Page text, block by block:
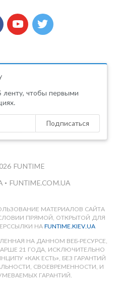
ленту, чтобы первыми
Подписаться
FUNTIME
• FUNTIME.COM.UA
МАТЕРИАЛОВ САЙТА
ПРЯМОЙ, ОТКРЫТОЙ ДЛЯ
НАFUNTIME.KIEV.UA
НА ДАННОМ ВЕБ-РЕСУРСЕ,
21 ГОДА, ИСКЛЮЧИТЕЛЬНО
«КАК ЕСТЬ», БЕЗ ГАРАНТИЙ
СВОЕВРЕМЕННОСТИ, И
ГАРАНТИЙ.